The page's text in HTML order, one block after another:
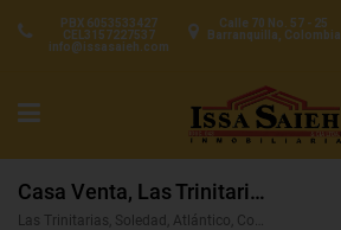
Calle 70 No. 57 - 25
Barranquilla, Colombia
PBX 6053533427
CEL3157227537
info@issasaieh.com
Casa Venta, Las Trinitarias, Soledad (32181)
Las Trinitarias, Soledad, Atlántico, Colombia